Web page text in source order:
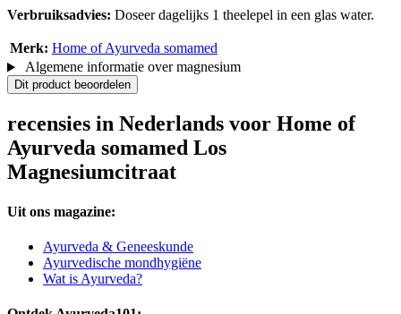
Verbruiksadvies: Doseer dagelijks 1 theelepel in een glas water.
Merk: Home of Ayurveda somamed
Algemene informatie over magnesium
Dit product beoordelen
recensies in Nederlands voor Home of
Ayurveda somamed Los
Magnesiumcitraat
Uit ons magazine:
Ayurveda & Geneeskunde
Ayurvedische mondhygiëne
Wat is Ayurveda?